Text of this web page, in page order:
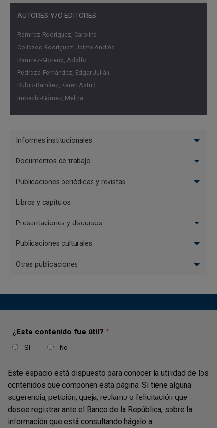
AUTORES Y/O EDITORES
Ramírez-Rodríguez, Carolina
Collazos-Rodríguez, Jaime Andrés
Ramírez-Moreno, Adolfo
Pedroza-Fernández, Edgar Julián
Rubio-Ramírez, Karen Astrid
Imbachi-Gómez, Melina
Menu
Informes institucionales
Documentos de trabajo
Publicaciones periódicas y revistas
Libros y capítulos
Presentaciones y discursos
Publicaciones culturales
Otras publicaciones
¿Este contenido fue útil?
Sí No
Este espacio está dispuesto para conocer la utilidad de los
contenidos que componen esta página. Si tiene alguna
sugerencia, petición, queja, reclamo o felicitación que
desee registrar ante el Banco de la República, sobre la
información que está consultando hágalo a